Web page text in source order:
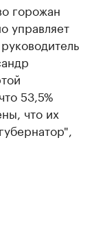
горожан
управляет
53,5%
что их